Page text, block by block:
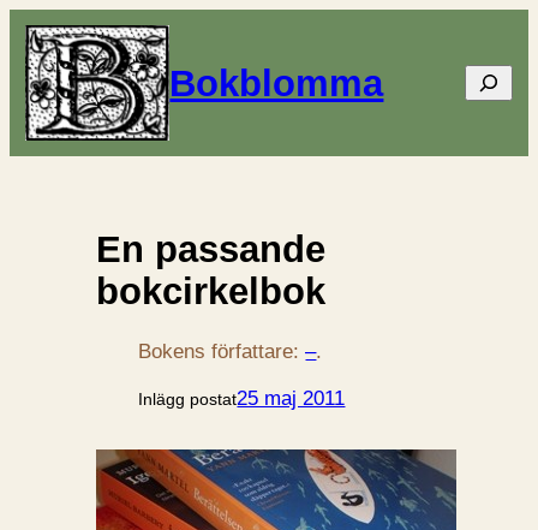
Bokblomma Sök
En passande
bokcirkelbok
Bokens författare:–.
Inlägg postat25 maj 2011